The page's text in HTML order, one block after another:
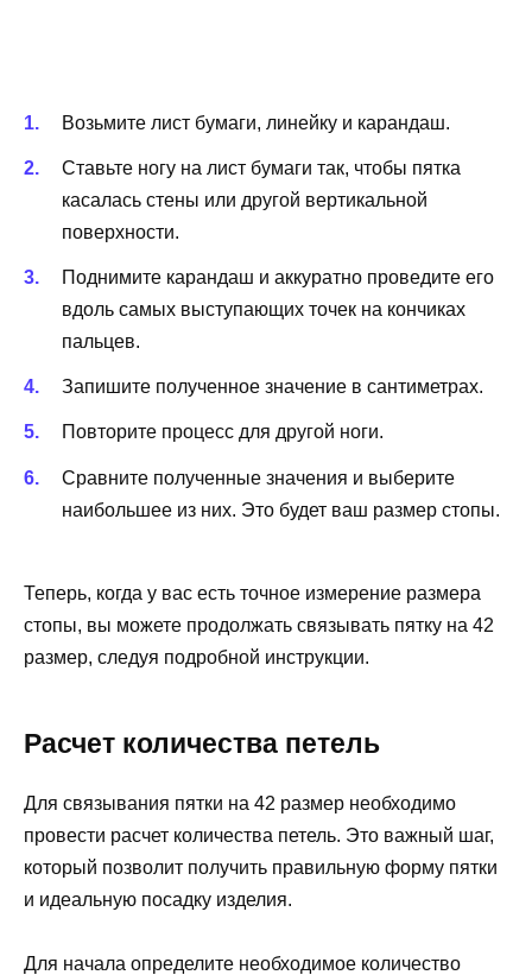
Возьмите лист бумаги, линейку и карандаш.
Ставьте ногу на лист бумаги так, чтобы пятка
касалась стены или другой вертикальной
поверхности.
Поднимите карандаш и аккуратно проведите его
вдоль самых выступающих точек на кончиках
пальцев.
Запишите полученное значение в сантиметрах.
Повторите процесс для другой ноги.
Сравните полученные значения и выберите
наибольшее из них. Это будет ваш размер стопы.
Теперь, когда у вас есть точное измерение размера
стопы, вы можете продолжать связывать пятку на 42
размер, следуя подробной инструкции.
Расчет количества петель
Для связывания пятки на 42 размер необходимо
провести расчет количества петель. Это важный шаг,
который позволит получить правильную форму пятки
и идеальную посадку изделия.
Для начала определите необходимое количество